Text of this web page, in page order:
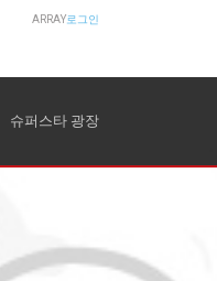
ARRAY로그인
슈퍼스타 광장